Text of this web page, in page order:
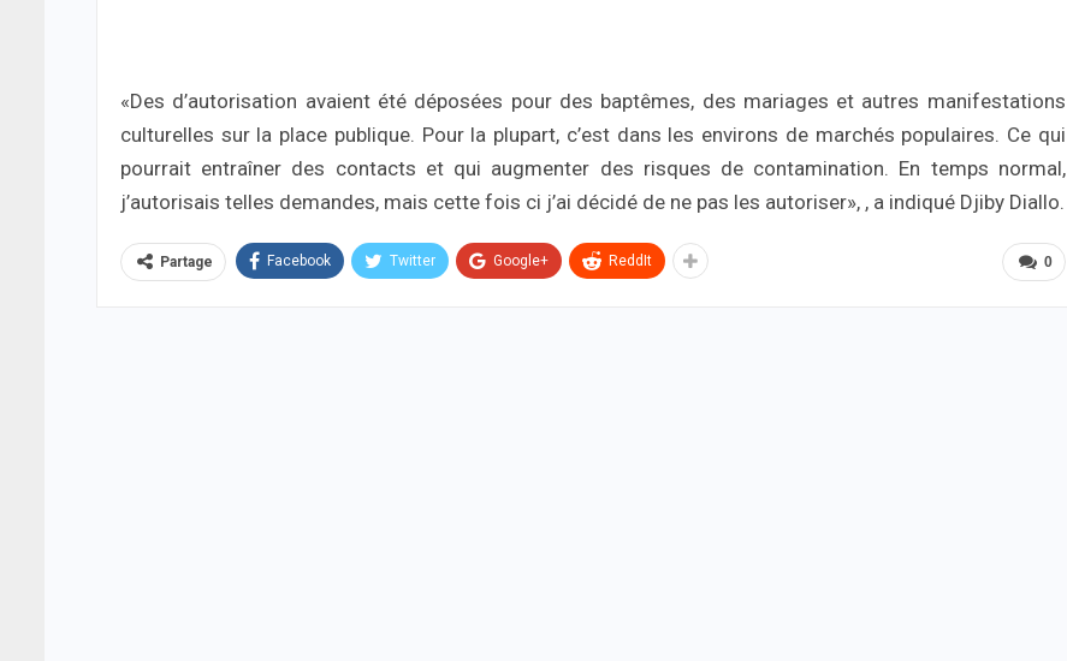
«Des d’autorisation avaient été déposées pour des baptêmes, des mariages et autres manifestations
culturelles sur la place publique. Pour la plupart, c’est dans les environs de marchés populaires. Ce qui
pourrait entraîner des contacts et qui augmenter des risques de contamination. En temps normal,
j’autorisais telles demandes, mais cette fois ci j’ai décidé de ne pas les autoriser», , a indiqué Djiby Diallo.
0
Partage Facebook Twitter Google+ ReddIt